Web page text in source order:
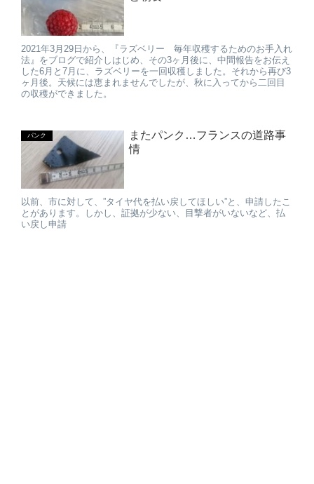
2021年3月29日から、『ラズベリー 毎年収穫するためのお手入れ
法』をブログで紹介しはじめ、その3ヶ月後に、中間報告をお伝え
した6月と7月に、ラズベリーを一回収穫しました。それから再び3
ヶ月後。天候には恵まれませんでしたが、秋に入ってから二回目
の収穫ができました。
パンク
またパンク…フランスの道路事
情
以前、市に対して、”タイヤ代を払い戻してほしい”と、申請したこ
とがあります。しかし、証拠が少ない、目撃者がいないなど、払
い戻し申請